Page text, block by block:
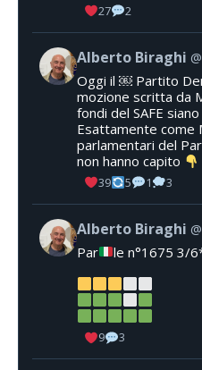
27 2
Alberto Biraghi
Oggi il ￼ Partito
mozione scritta da
fondi del SAFE
Esattamente come
parlamentari del
non hanno capito
39 5 1 3
Alberto Biraghi
Par le n°1675 3/
9 3